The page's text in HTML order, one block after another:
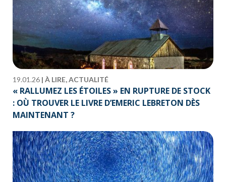
19.01.26 | À LIRE, ACTUALITÉ
« RALLUMEZ LES ÉTOILES » EN RUPTURE DE STOCK
: OÙ TROUVER LE LIVRE D’EMERIC LEBRETON DÈS
MAINTENANT ?